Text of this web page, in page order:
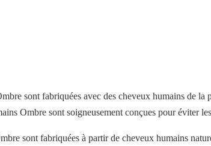
sont fabriquées avec des cheveux humains de la
Ombre sont soigneusement conçues pour éviter
sont fabriquées à partir de cheveux humains